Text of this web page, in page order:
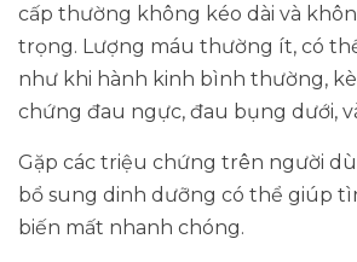
cấp thường không kéo dài và
trọng. Lượng máu thường ít, có
như khi hành kinh bình thường,
chứng đau ngực, đau bụng dưới,
Gặp các triệu chứng trên người
bổ sung dinh dưỡng có thể giúp
biến mất nhanh chóng.